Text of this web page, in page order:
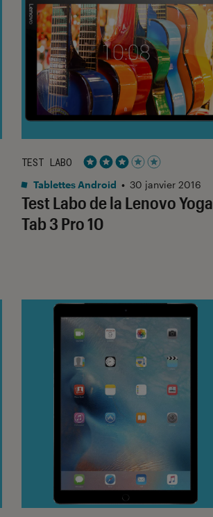
Test Labo de la Lenovo Yoga
Tab 3 Pro 10
TEST LABO
Noté 3 étoiles sur 5
Tablettes Android • 30 janvier 2016